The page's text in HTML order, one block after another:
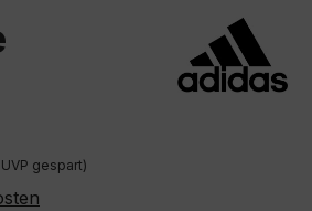
gespart)